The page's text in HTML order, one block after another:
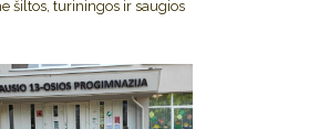
šiltos, turiningos ir saugios